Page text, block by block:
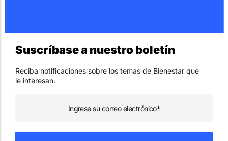
Suscríbase a nuestro boletín
Reciba notificaciones sobre los temas de Bienestar que
le interesan.